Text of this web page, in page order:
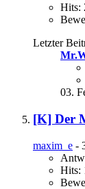
Hits:
Letzter
03.
[K] Der
maxim_e -
Hits: